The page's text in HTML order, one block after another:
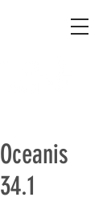
Oceanis
34.1